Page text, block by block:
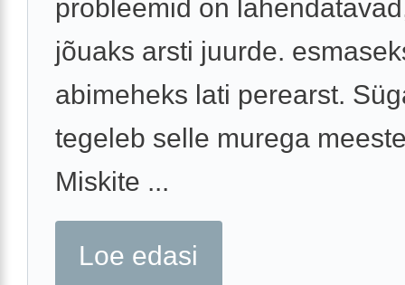
probleemid on
jõuaks arsti juurde.
abimeheks lati perearst.
tegeleb selle murega
Miskite ...
Loe edasi